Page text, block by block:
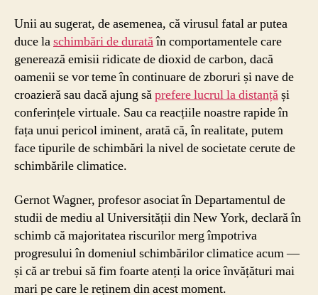
Unii au sugerat, de asemenea, că virusul fatal ar putea
duce laschimbări de duratăîn comportamentele care
generează emisii ridicate de dioxid de carbon, dacă
oamenii se vor teme în continuare de zboruri și nave de
croazieră sau dacă ajung săprefere lucrul la distanțăși
conferințele virtuale. Sau ca reacțiile noastre rapide în
fața unui pericol iminent, arată că, în realitate, putem
face tipurile de schimbări la nivel de societate cerute de
schimbările climatice.
Gernot Wagner, profesor asociat în Departamentul de
studii de mediu al Universității din New York, declară în
schimb că majoritatea riscurilor merg împotriva
progresului în domeniul schimbărilor climatice acum —
și că ar trebui să fim foarte atenți la orice învățături mai
mari pe care le reținem din acest moment.